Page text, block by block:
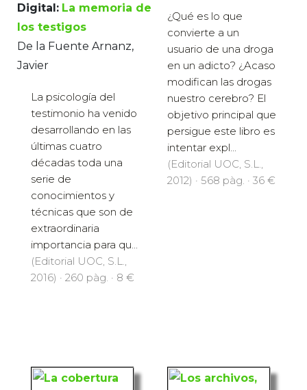
Digital: La memoria de
los testigos
De la Fuente Arnanz,
Javier
La psicología del
testimonio ha venido
desarrollando en las
últimas cuatro
décadas toda una
serie de
conocimientos y
técnicas que son de
extraordinaria
importancia para qu...
(Editorial UOC, S.L.,
2016) · 260 pàg. · 8 €
¿Qué es lo que
convierte a un
usuario de una droga
en un adicto? ¿Acaso
modifican las drogas
nuestro cerebro? El
objetivo principal que
persigue este libro es
intentar expl...
(Editorial UOC, S.L.,
2012) · 568 pàg. · 36 €